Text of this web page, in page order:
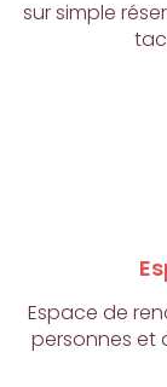
sur simple
Espace de
personnes et